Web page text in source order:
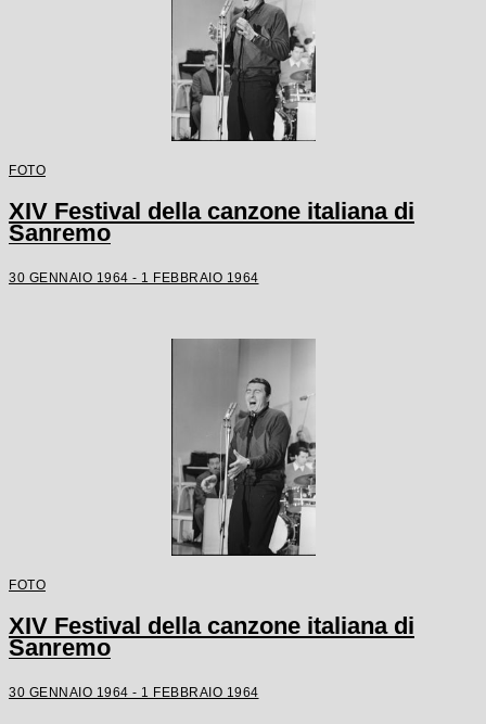
FOTO
XIV Festival della canzone italiana di
Sanremo
30 GENNAIO 1964 - 1 FEBBRAIO 1964
FOTO
XIV Festival della canzone italiana di
Sanremo
30 GENNAIO 1964 - 1 FEBBRAIO 1964